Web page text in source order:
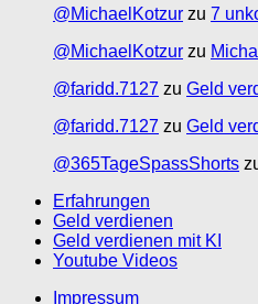
@MichaelKotzur zu 7
@MichaelKotzur zu
@faridd.7127 zu Geld
@faridd.7127 zu Geld
@365TageSpassShorts
Erfahrungen
Geld verdienen
Geld verdienen mit KI
Youtube Videos
Impressum